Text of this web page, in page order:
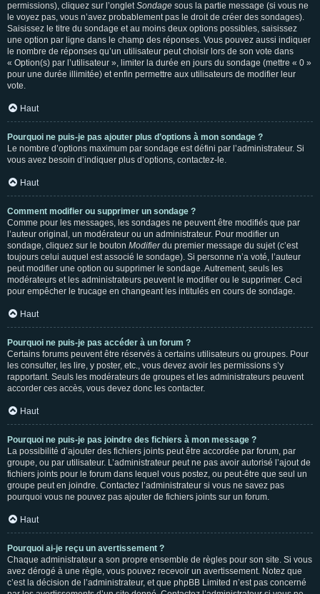
permissions), cliquez sur l’ongletSondage sous la partie message (si vous ne
le voyez pas, vous n’avez probablement pas le droit de créer des sondages).
Saisissez le titre du sondage et au moins deux options possibles, saisissez
une option par ligne dans le champ des réponses. Vous pouvez aussi indiquer
le nombre de réponses qu’un utilisateur peut choisir lors de son vote dans
« Option(s) par l’utilisateur », limiter la durée en jours du sondage (mettre « 0 »
pour une durée illimitée) et enfin permettre aux utilisateurs de modifier leur
vote.
Haut
Pourquoi ne puis-je pas ajouter plus d’options à mon sondage ?
Le nombre d’options maximum par sondage est défini par l’administrateur. Si
vous avez besoin d’indiquer plus d’options, contactez-le.
Haut
Comment modifier ou supprimer un sondage ?
Comme pour les messages, les sondages ne peuvent être modifiés que par
l’auteur original, un modérateur ou un administrateur. Pour modifier un
sondage, cliquez sur le bouton Modifierdu premier message du sujet (c’est
toujours celui auquel est associé le sondage). Si personne n’a voté, l’auteur
peut modifier une option ou supprimer le sondage. Autrement, seuls les
modérateurs et les administrateurs peuvent le modifier ou le supprimer. Ceci
pour empêcher le trucage en changeant les intitulés en cours de sondage.
Haut
Pourquoi ne puis-je pas accéder à un forum ?
Certains forums peuvent être réservés à certains utilisateurs ou groupes. Pour
les consulter, les lire, y poster, etc., vous devez avoir les permissions s’y
rapportant. Seuls les modérateurs de groupes et les administrateurs peuvent
accorder ces accès, vous devez donc les contacter.
Haut
Pourquoi ne puis-je pas joindre des fichiers à mon message ?
La possibilité d’ajouter des fichiers joints peut être accordée par forum, par
groupe, ou par utilisateur. L’administrateur peut ne pas avoir autorisé l’ajout de
fichiers joints pour le forum dans lequel vous postez, ou peut-être que seul un
groupe peut en joindre. Contactez l’administrateur si vous ne savez pas
pourquoi vous ne pouvez pas ajouter de fichiers joints sur un forum.
Haut
Pourquoi ai-je reçu un avertissement ?
Chaque administrateur a son propre ensemble de règles pour son site. Si vous
avez dérogé à une règle, vous pouvez recevoir un avertissement. Notez que
c’est la décision de l’administrateur, et que phpBB Limited n’est pas concerné